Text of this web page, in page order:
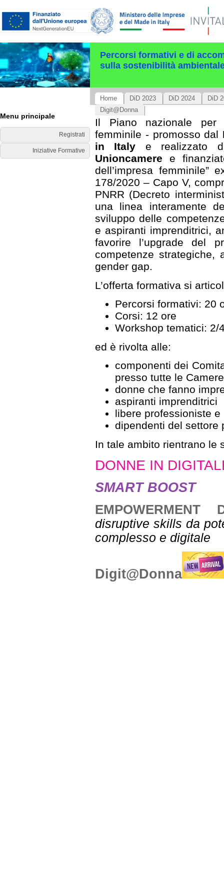
Percorsi formativi e di
sulla sostenibilità
Home DiD 2023 DiD 2024
DiD
Digit@Donna
Menu principale
Registrati
Iniziative Formative
Il Piano nazionale per
femminile - promosso dal
in Italy e realizzato
Unioncamere e
dell’impresa femminile”
178/2020 – Capo V,
PNRR (Decreto
una linea interamente
sviluppo delle
e aspiranti imprenditrici,
favorire l’upgrade del
competenze
gender gap.
L’offerta formativa si
Percorsi formativi: 20
Corsi: 12 ore
Workshop tematici: 2/
ed è rivolta alle:
componenti dei
presso tutte le
donne che fanno
aspiranti imprenditrici
libere professioniste
dipendenti del settore
In tale ambito rientrano le
DONNE IN
SMART BOOST
EMPOWERMENT
disruptive skills da
complesso e digitale
Digit@Donna